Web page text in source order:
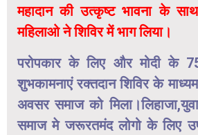
महादान की उत्कृष्ट भावना के
महिलाओ ने शिविर में भाग लिया।
परोपकार के लिए और मोदी के
शुभकामनाएं रक्तदान शिविर के
अवसर समाज को
समाज मे जरूरतमंद लोगो के लिए